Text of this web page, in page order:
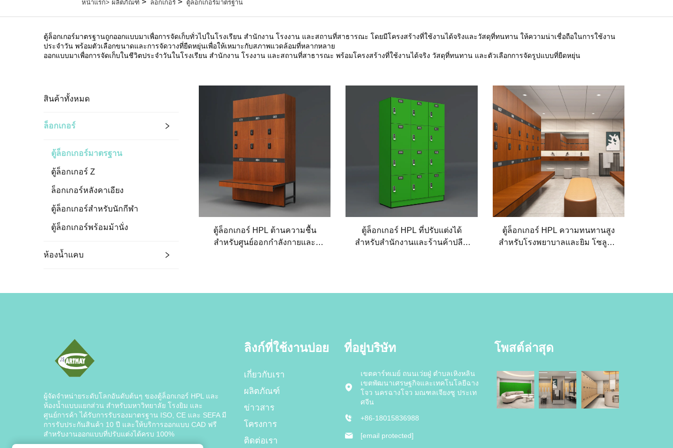
หน้าแรก> ผลิตภัณฑ์ ล็อกเกอร์ ตู้ล็อกเกอร์มาตรฐาน
ตู้ล็อกเกอร์มาตรฐานถูกออกแบบมาเพื่อการจัดเก็บทั่วไปในโรงเรียน สำนักงาน โรงงาน และสถานที่สาธารณะ โดยมีโครงสร้างที่ใช้งานได้จริงและวัสดุที่ทนทาน ให้ความน่าเชื่อถือในการใช้งาน
ประจำวัน พร้อมตัวเลือกขนาดและการจัดวางที่ยืดหยุ่นเพื่อให้เหมาะกับสภาพแวดล้อมที่หลากหลาย
ออกแบบมาเพื่อการจัดเก็บในชีวิตประจำวันในโรงเรียน สำนักงาน โรงงาน และสถานที่สาธารณะ พร้อมโครงสร้างที่ใช้งานได้จริง วัสดุที่ทนทาน และตัวเลือกการจัดรูปแบบที่ยืดหยุ่น
สินค้าทั้งหมด
ล็อกเกอร์
ตู้ล็อกเกอร์มาตรฐาน
ตู้ล็อกเกอร์ Z
ล็อกเกอร์หลังคาเอียง
ตู้ล็อกเกอร์สำหรับนักกีฬา
ตู้ล็อกเกอร์พร้อมม้านั่ง
ห้องน้ำแคบ
ตู้ล็อกเกอร์ HPL ต้านความชื้น
สำหรับศูนย์ออกกำลังกายและ
ตู้ล็อกเกอร์ HPL ที่ปรับแต่งได้
สำหรับสำนักงานและร้านค้าปลีก
ตู้ล็อกเกอร์ HPL ความทนทานสูง
สำหรับโรงพยาบาลและยิม โซลูชัน
ผู้จัดจำหน่ายระดับโลกอันดับต้นๆ ของตู้ล็อกเกอร์ HPL และ
ห้องน้ำแบบแยกส่วน สำหรับมหาวิทยาลัย โรงยิม และ
ศูนย์การค้า ได้รับการรับรองมาตรฐาน ISO, CE และ SEFA มี
การรับประกันสินค้า 10 ปี และให้บริการออกแบบ CAD ฟรี
สำหรับงานออกแบบที่ปรับแต่งได้ครบ 100%
ลิงก์ที่ใช้งานบ่อย
เกี่ยวกับเรา
ผลิตภัณฑ์
ข่าวสาร
โครงการ
ติดต่อเรา
ที่อยู่บริษัท
เขตคาร์ทเมย์ ถนนเว่ยฝู่ ตำบลเหิงหลิน
เขตพัฒนาเศรษฐกิจและเทคโนโลยีฉาง
โจว นครฉางโจว มณฑลเจียงซู ประเท
ศจีน
+86-18015836988
[email protected]
โพสต์ล่าสุด